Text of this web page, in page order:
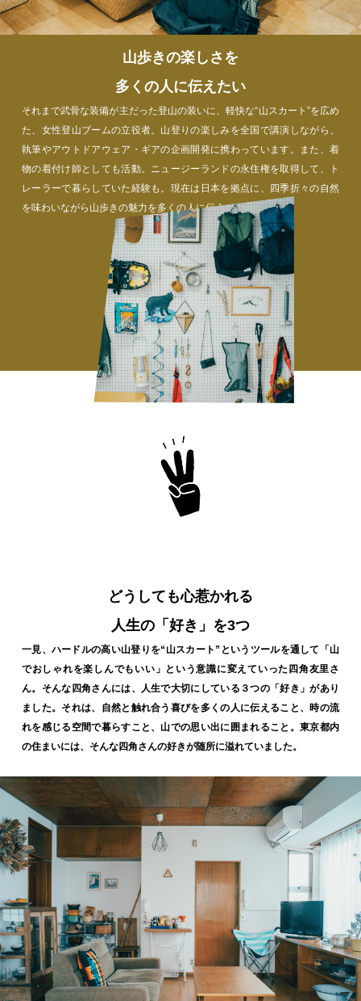
山歩きの楽しさを
多くの人に伝えたい
それまで武骨な装備が主だった登山の装いに、軽快な“山スカート”を広め
た、女性登山ブームの立役者。山登りの楽しみを全国で講演しながら、
執筆やアウトドアウェア・ギアの企画開発に携わっています。また、着
物の着付け師としても活動。ニュージーランドの永住権を取得して、ト
レーラーで暮らしていた経験も。現在は日本を拠点に、四季折々の自然
を味わいながら山歩きの魅力を多くの人に伝えています。
どうしても心惹かれる
人生の「好き」を3つ
一見、ハードルの高い山登りを“山スカート”というツールを通して「山
でおしゃれを楽しんでもいい」という意識に変えていった四角友里さ
ん。そんな四角さんには、人生で大切にしている３つの「好き」があり
ました。それは、自然と触れ合う喜びを多くの人に伝えること、時の流
れを感じる空間で暮らすこと、山での思い出に囲まれること。東京都内
の住まいには、そんな四角さんの好きが随所に溢れていました。